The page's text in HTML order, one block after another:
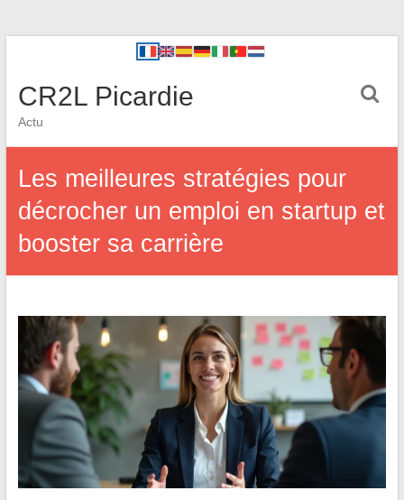
CR2L Picardie
Actu
Les meilleures stratégies pour
décrocher un emploi en startup et
booster sa carrière